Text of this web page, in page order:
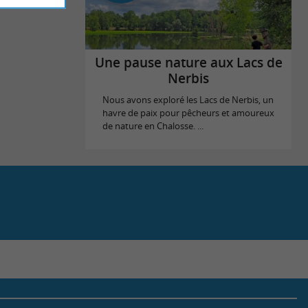
Une pause nature aux Lacs de
Nerbis
Nous avons exploré les Lacs de Nerbis, un
havre de paix pour pêcheurs et amoureux
de nature en Chalosse. ...